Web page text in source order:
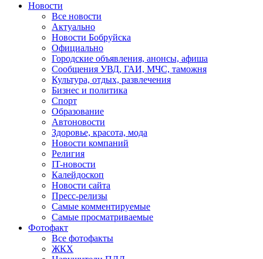
Новости
Все новости
Актуально
Новости Бобруйска
Официально
Городские объявления, анонсы, афиша
Сообщения УВД, ГАИ, МЧС, таможня
Культура, отдых, развлечения
Бизнес и политика
Спорт
Образование
Автоновости
Здоровье, красота, мода
Новости компаний
Религия
IT-новости
Калейдоскоп
Новости сайта
Пресс-релизы
Самые комментируемые
Самые просматриваемые
Фотофакт
Все фотофакты
ЖКХ